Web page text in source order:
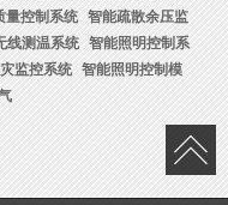
量控制系统 智能疏散余压监
线测温系统 智能照明控制系
监控系统 智能照明控制模